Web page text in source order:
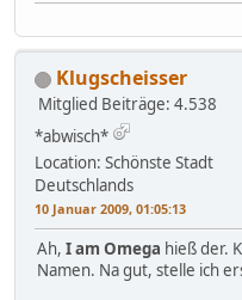
Klugscheisser
Mitglied Beiträge: 4.538
*abwisch*
Location: Schönste Stadt
Deutschlands
10 Januar 2009, 01:05:13
Ah, I am Omega hieß der.
Namen. Na gut, stelle ich